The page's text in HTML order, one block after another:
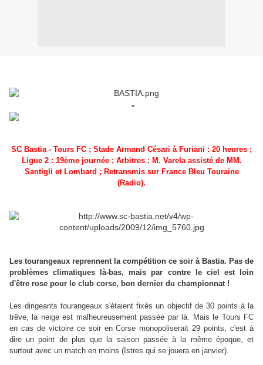
-
SC Bastia - Tours FC ; Stade Armand Césari à Furiani : 20 heures ;
Ligue 2 : 19ème journée ; Arbitres : M. Varela assisté de MM.
Santigli et Lombard ; Retransmis sur France Bleu Touraine
(Radio).
Les tourangeaux reprennent la compétition ce soir à Bastia. Pas de
problèmes climatiques là-bas, mais par contre le ciel est loin
d'être rose pour le club corse, bon dernier du championnat !
Les dirigeants tourangeaux s'étaient fixés un objectif de 30 points à la
trêve, la neige est malheureusement passée par là. Mais le Tours FC
en cas de victoire ce soir en Corse monopoliserait 29 points, c'est à
dire un point de plus que la saison passée à la même époque, et
surtout avec un match en moins (Istres qui se jouera en janvier).